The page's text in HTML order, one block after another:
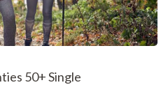
50+ Single